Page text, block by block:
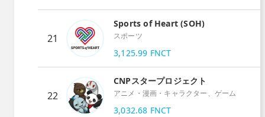
21
Sports of Heart (SOH)
スポーツ
3,125.99 FNCT
22
CNPスタープロジェクト
アニメ・漫画・キャラクター、ゲーム
3,032.68 FNCT